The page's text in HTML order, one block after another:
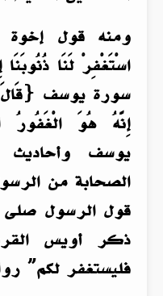
ومنه قول إخوة
سورة يوسف
يوسف وأحاديث
الصحابة من
قول الرسول صلى
ذكر أويس
فليستغفر لكم”